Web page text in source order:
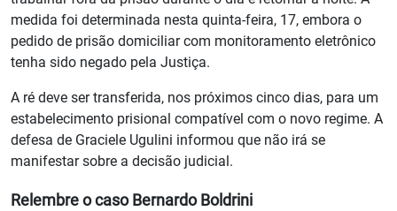
medida foi determinada nesta quinta-feira, 17, embora o
pedido de prisão domiciliar com monitoramento eletrônico
tenha sido negado pela Justiça.
A ré deve ser transferida, nos próximos cinco dias, para um
estabelecimento prisional compatível com o novo regime. A
defesa de Graciele Ugulini informou que não irá se
manifestar sobre a decisão judicial.
Relembre o caso Bernardo Boldrini